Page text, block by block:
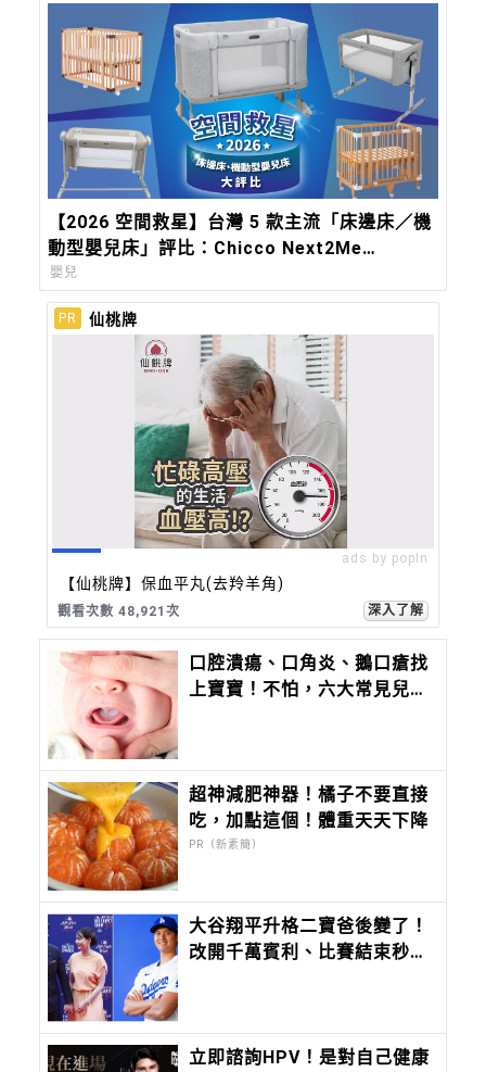
【2026 空間救星】台灣 5 款主流「床邊床／機
動型嬰兒床」評比：Chicco Next2Me
Forever，都會育兒的終極解方
嬰兒
PR 仙桃牌
ads by popIn
【仙桃牌】保血平丸(去羚羊角)
觀看次數 48,921次 深入了解
口腔潰瘍、口角炎、鵝口瘡找
上寶寶！不怕，六大常見兒童
超神減肥神器！橘子不要直接
吃，加點這個！體重天天下降
PR（新素簡）
大谷翔平升格二寶爸後變了！
改開千萬賓利、比賽結束秒回
立即諮詢HPV！是對自己健康